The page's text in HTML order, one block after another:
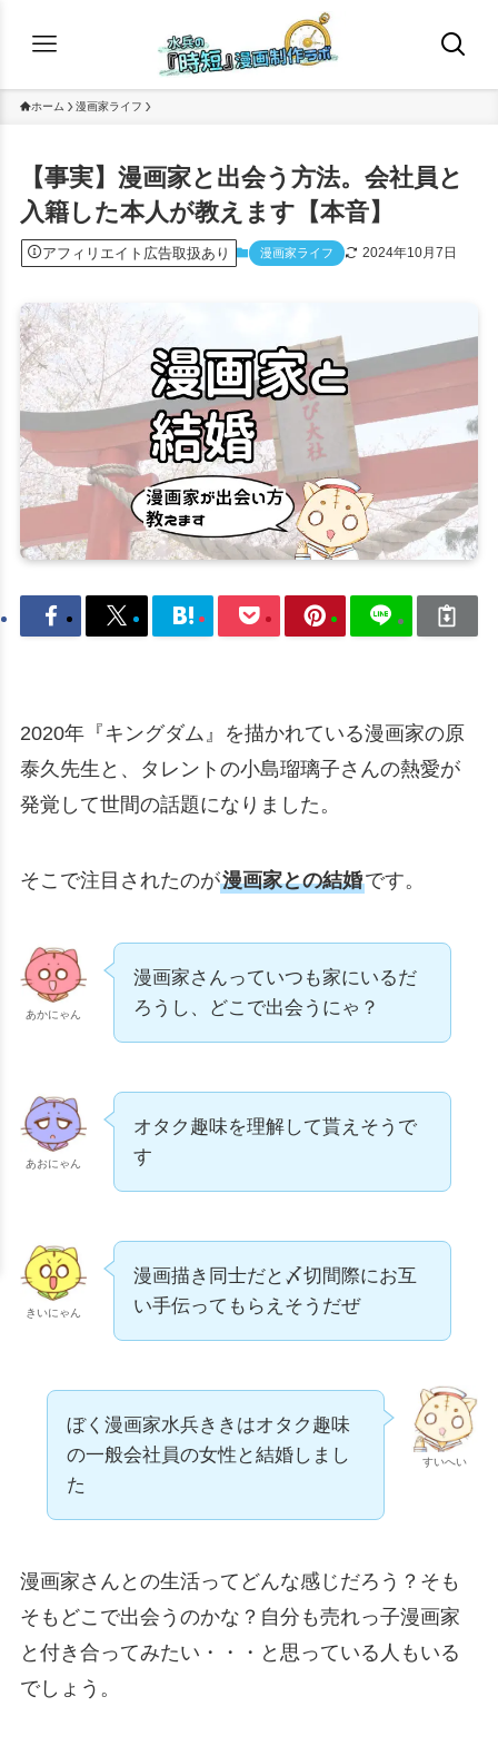
ホーム 漫画家ライフ
【事実】漫画家と出会う方法。会社員と
入籍した本人が教えます【本音】
アフィリエイト広告取扱あり 漫画家ライフ 2024年10月7日
2020年『キングダム』を描かれている漫画家の原
泰久先生と、タレントの小島瑠璃子さんの熱愛が
発覚して世間の話題になりました。
そこで注目されたのが漫画家との結婚です。
あかにゃん
漫画家さんっていつも家にいるだ
ろうし、どこで出会うにゃ？
あおにゃん
オタク趣味を理解して貰えそうで
す
きいにゃん
漫画描き同士だと〆切間際にお互
い手伝ってもらえそうだぜ
すいへい
ぼく漫画家水兵ききはオタク趣味
の一般会社員の女性と結婚しまし
た
漫画家さんとの生活ってどんな感じだろう？そも
そもどこで出会うのかな？自分も売れっ子漫画家
と付き合ってみたい・・・と思っている人もいる
でしょう。